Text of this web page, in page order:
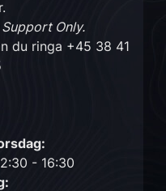
Only.
du ringa +45 38 41
- 16:30